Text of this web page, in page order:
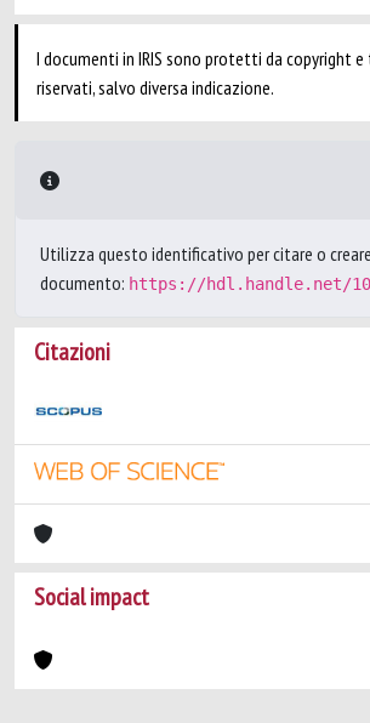
I documenti in IRIS sono protetti da copyright
riservati, salvo diversa indicazione.
Utilizza questo identificativo per citare o
documento: https://hdl.handle.net/
Citazioni
Social impact